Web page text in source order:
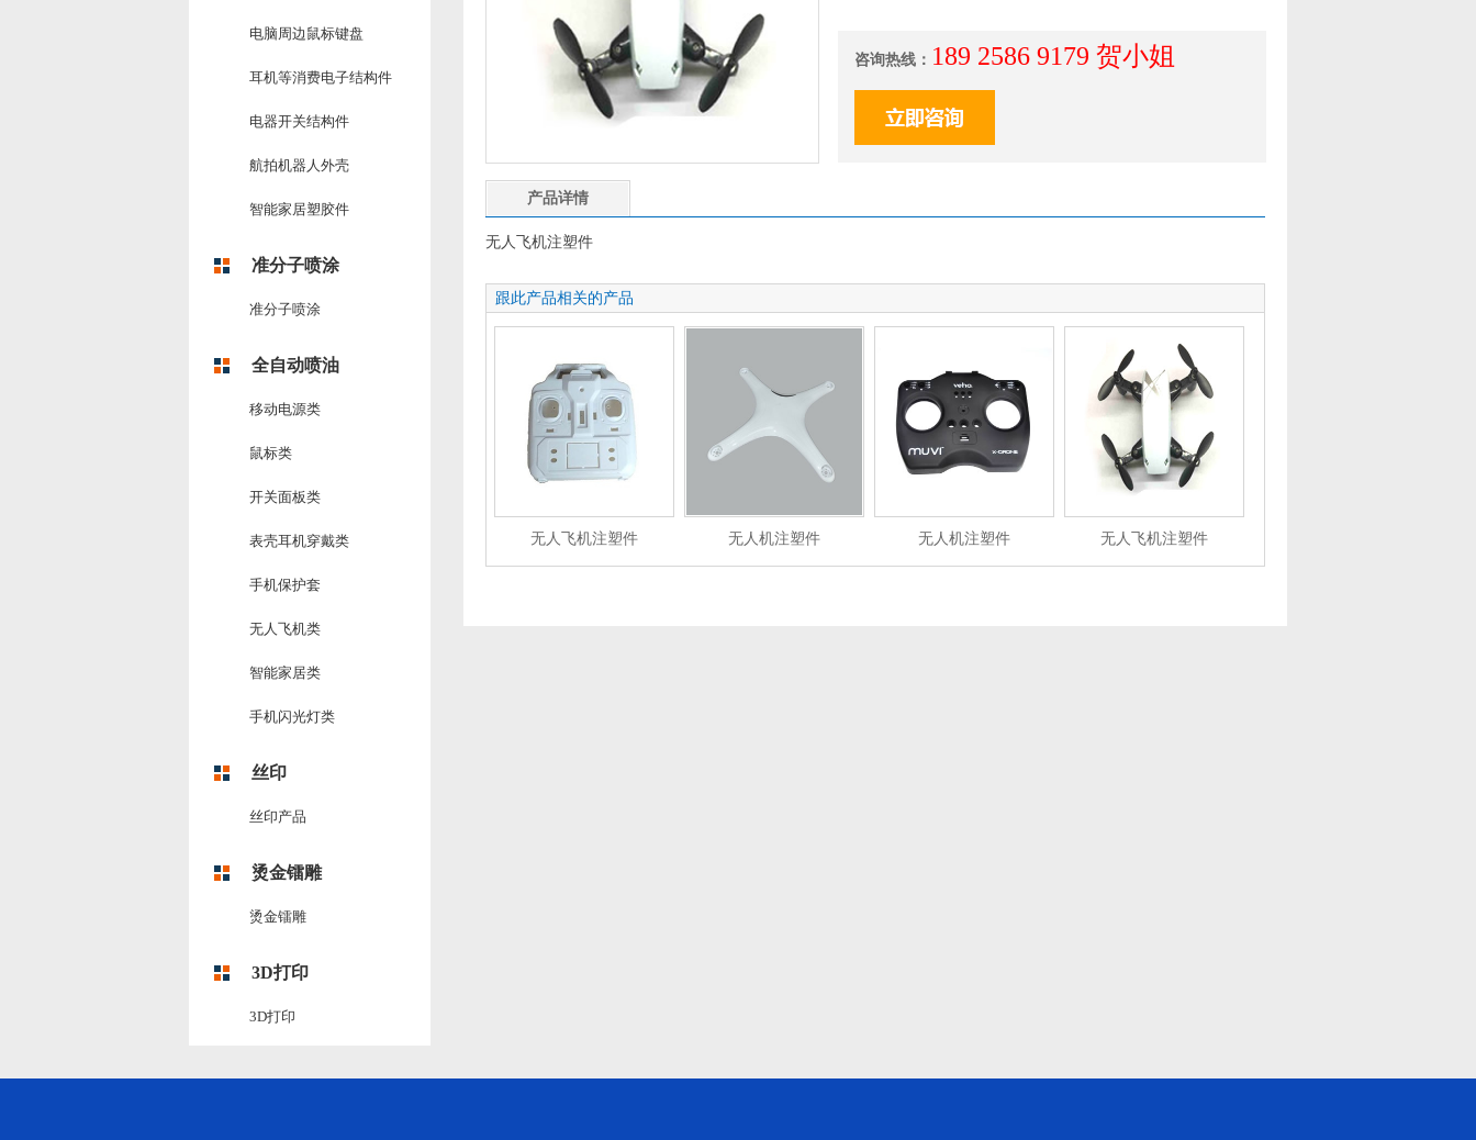
电脑周边鼠标键盘
耳机等消费电子结构件
电器开关结构件
航拍机器人外壳
智能家居塑胶件
准分子喷涂
准分子喷涂
全自动喷油
移动电源类
鼠标类
开关面板类
表壳耳机穿戴类
手机保护套
无人飞机类
智能家居类
手机闪光灯类
丝印
丝印产品
烫金镭雕
烫金镭雕
3D打印
3D打印
咨询热线： 189 2586 9179 贺小姐
产品详情
无人飞机注塑件
跟此产品相关的产品
无人飞机注塑件 无人机注塑件 无人机注塑件 无人飞机注塑件